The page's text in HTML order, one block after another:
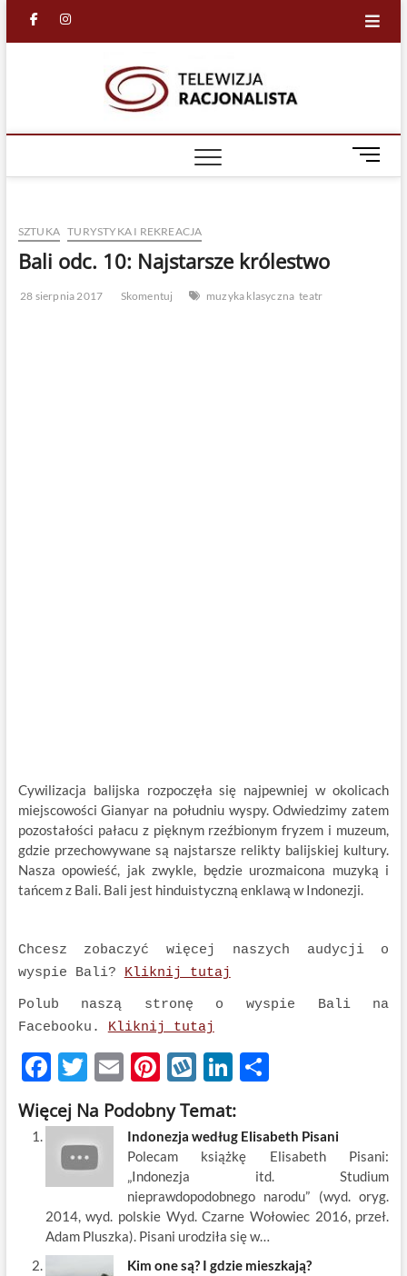
facebook
in
M
e
SZTUKA TURYSTYKA I REKREACJA
Bali odc. 10: Najstarsze królestwo
28 sierpnia 2017 Skomentuj muzyka klasyczna teatr
Cywilizacja balijska rozpoczęła się najpewniej w okolicach
miejscowości Gianyar na południu wyspy. Odwiedzimy zatem
pozostałości pałacu z pięknym rzeźbionym fryzem i muzeum,
gdzie przechowywane są najstarsze relikty balijskiej kultury.
Nasza opowieść, jak zwykle, będzie urozmaicona muzyką i
tańcem z Bali. Bali jest hinduistyczną enklawą w Indonezji.
Chcesz zobaczyć więcej naszych audycji o
wyspie Bali? Kliknij tutaj
Polub naszą stronę o wyspie Bali na
Facebooku. Kliknij tutaj
F
ac
e
b
o
o
k
T
w
itt
er
E
m
ail
Pi
nt
er
es
t
W
k
o
p
Li
k
e
dI
n
S
ar
e
Więcej Na Podobny Temat:
Indonezja według Elisabeth Pisani
Polecam książkę Elisabeth Pisani:
„Indonezja itd. Studium
nieprawdopodobnego narodu” (wyd. oryg.
2014, wyd. polskie Wyd. Czarne Wołowiec 2016, przeł.
Adam Pluszka). Pisani urodziła się w…
Kim one są? I gdzie mieszkają?